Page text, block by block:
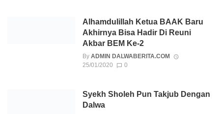
Alhamdulillah Ketua BAAK Baru
Akhirnya Bisa Hadir Di Reuni
Akbar BEM Ke-2
By ADMIN DALWABERITA.COM
25/01/2020
0
Syekh Sholeh Pun Takjub Dengan
Dalwa